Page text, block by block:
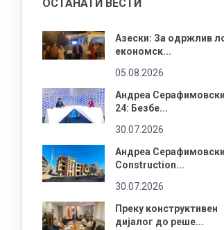
ОСТАНАТИ ВЕСТИ
Азески: За одржлив
економск...
05.08.2026
Андреа
24: Безбе...
30.07.2026
Андреа
Construction...
30.07.2026
Преку конструктивен
дијалог до реше...